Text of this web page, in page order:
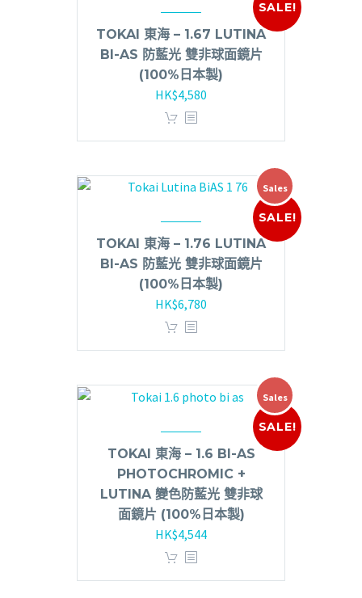
SALE!
TOKAI 東海 – 1.67 LUTINA
BI-AS 防藍光 雙非球面鏡片
(100%日本製)
HK$4,580
SALE!
Sales
TOKAI 東海 – 1.76 LUTINA
BI-AS 防藍光 雙非球面鏡片
(100%日本製)
HK$6,780
SALE!
Sales
TOKAI 東海 – 1.6 BI-AS
PHOTOCHROMIC +
LUTINA 變色防藍光 雙非球
面鏡片 (100%日本製)
HK$4,544